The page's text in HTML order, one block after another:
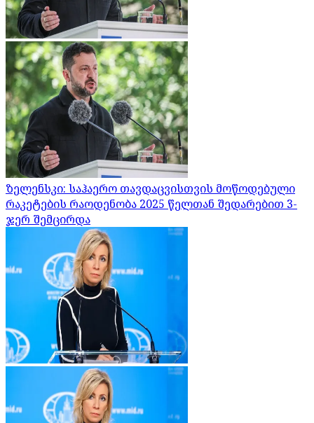
ზელენსკი: საჰაერო თავდაცვისთვის მოწოდებული
რაკეტების რაოდენობა 2025 წელთან შედარებით 3-
ჯერ შემცირდა